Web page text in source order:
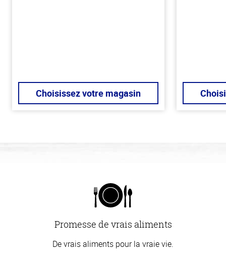
Choisissez votre magasin
Promesse de vrais aliments
De vrais aliments pour la vraie vie.